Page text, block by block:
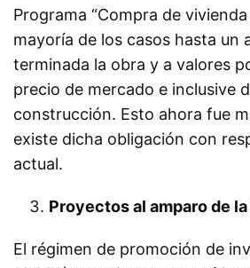
Programa “Compra de
mayoría de los casos hasta un
terminada la obra y a valores
precio de mercado e inclusive
construcción. Esto ahora fue
existe dicha obligación con
actual.
Proyectos al amparo de la
El régimen de promoción de